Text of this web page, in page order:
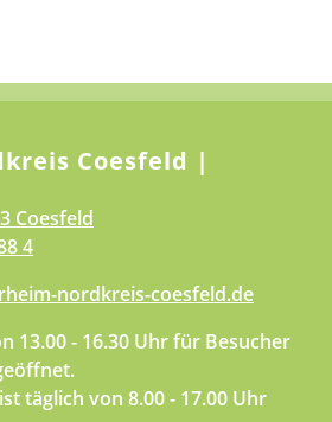
Coesfeld |
Coesfeld
4
nordkreis-coesfeld.de
13.00 - 16.30 Uhr für Besucher
täglich von 8.00 - 17.00 Uhr